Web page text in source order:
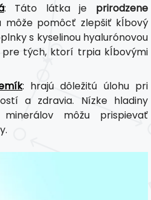
: Táto látka je prirodzene
pomôcť zlepšiť kĺbový
s kyselinou hyalurónovou
tých, ktorí trpia kĺbovými
: hrajú dôležitú úlohu pri
a zdravia. Nízke hladiny
môžu prispievať